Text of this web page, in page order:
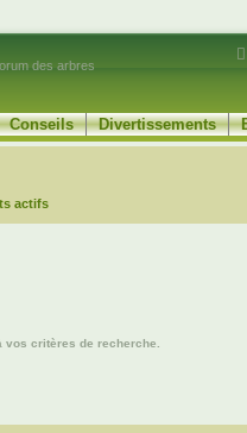
des arbres
Conseils Divertissements
actifs
vos critères de recherche.